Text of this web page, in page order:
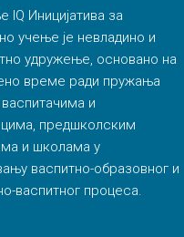
IQ Иницијатива за
учење је невладино и
удружење, основано на
време ради пружања
и
предшколским
и школама у
васпитно-образовног и
васпитног процеса.